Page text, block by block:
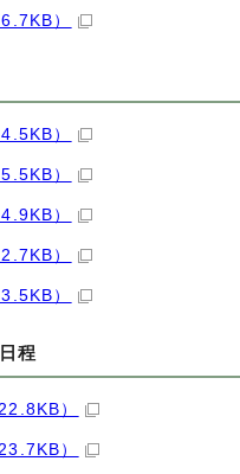
）
）
）
）
）
）
程
）
）